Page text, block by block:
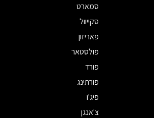
סמארט
סקייוול
פאריזון
פולסטאר
פורד
פורתינג
פיג'ו
צ'אנגן